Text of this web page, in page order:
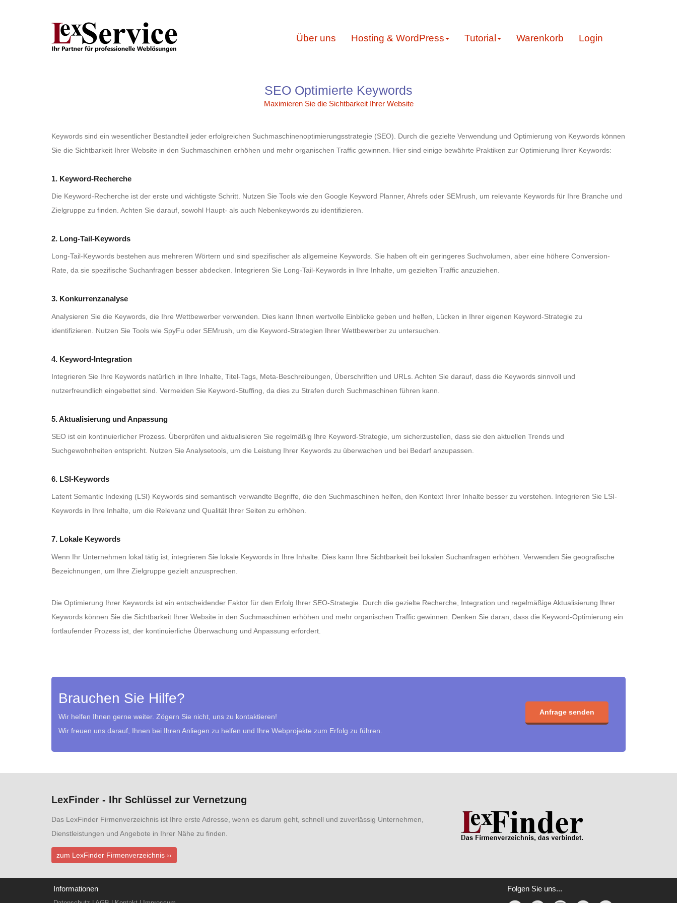
Über uns Hosting & WordPress Tutorial Warenkorb Login
SEO Optimierte Keywords
Maximieren Sie die Sichtbarkeit Ihrer Website
Keywords sind ein wesentlicher Bestandteil jeder erfolgreichen Suchmaschinenoptimierungsstrategie (SEO). Durch die gezielte Verwendung und Optimierung von Keywords können
Sie die Sichtbarkeit Ihrer Website in den Suchmaschinen erhöhen und mehr organischen Traffic gewinnen. Hier sind einige bewährte Praktiken zur Optimierung Ihrer Keywords:
1. Keyword-Recherche
Die Keyword-Recherche ist der erste und wichtigste Schritt. Nutzen Sie Tools wie den Google Keyword Planner, Ahrefs oder SEMrush, um relevante Keywords für Ihre Branche und
Zielgruppe zu finden. Achten Sie darauf, sowohl Haupt- als auch Nebenkeywords zu identifizieren.
2. Long-Tail-Keywords
Long-Tail-Keywords bestehen aus mehreren Wörtern und sind spezifischer als allgemeine Keywords. Sie haben oft ein geringeres Suchvolumen, aber eine höhere Conversion-
Rate, da sie spezifische Suchanfragen besser abdecken. Integrieren Sie Long-Tail-Keywords in Ihre Inhalte, um gezielten Traffic anzuziehen.
3. Konkurrenzanalyse
Analysieren Sie die Keywords, die Ihre Wettbewerber verwenden. Dies kann Ihnen wertvolle Einblicke geben und helfen, Lücken in Ihrer eigenen Keyword-Strategie zu
identifizieren. Nutzen Sie Tools wie SpyFu oder SEMrush, um die Keyword-Strategien Ihrer Wettbewerber zu untersuchen.
4. Keyword-Integration
Integrieren Sie Ihre Keywords natürlich in Ihre Inhalte, Titel-Tags, Meta-Beschreibungen, Überschriften und URLs. Achten Sie darauf, dass die Keywords sinnvoll und
nutzerfreundlich eingebettet sind. Vermeiden Sie Keyword-Stuffing, da dies zu Strafen durch Suchmaschinen führen kann.
5. Aktualisierung und Anpassung
SEO ist ein kontinuierlicher Prozess. Überprüfen und aktualisieren Sie regelmäßig Ihre Keyword-Strategie, um sicherzustellen, dass sie den aktuellen Trends und
Suchgewohnheiten entspricht. Nutzen Sie Analysetools, um die Leistung Ihrer Keywords zu überwachen und bei Bedarf anzupassen.
6. LSI-Keywords
Latent Semantic Indexing (LSI) Keywords sind semantisch verwandte Begriffe, die den Suchmaschinen helfen, den Kontext Ihrer Inhalte besser zu verstehen. Integrieren Sie LSI-
Keywords in Ihre Inhalte, um die Relevanz und Qualität Ihrer Seiten zu erhöhen.
7. Lokale Keywords
Wenn Ihr Unternehmen lokal tätig ist, integrieren Sie lokale Keywords in Ihre Inhalte. Dies kann Ihre Sichtbarkeit bei lokalen Suchanfragen erhöhen. Verwenden Sie geografische
Bezeichnungen, um Ihre Zielgruppe gezielt anzusprechen.
Die Optimierung Ihrer Keywords ist ein entscheidender Faktor für den Erfolg Ihrer SEO-Strategie. Durch die gezielte Recherche, Integration und regelmäßige Aktualisierung Ihrer
Keywords können Sie die Sichtbarkeit Ihrer Website in den Suchmaschinen erhöhen und mehr organischen Traffic gewinnen. Denken Sie daran, dass die Keyword-Optimierung ein
fortlaufender Prozess ist, der kontinuierliche Überwachung und Anpassung erfordert.
Brauchen Sie Hilfe?
Wir helfen Ihnen gerne weiter. Zögern Sie nicht, uns zu kontaktieren!
Wir freuen uns darauf, Ihnen bei Ihren Anliegen zu helfen und Ihre Webprojekte zum Erfolg zu führen.
Anfrage senden
LexFinder - Ihr Schlüssel zur Vernetzung
Das LexFinder Firmenverzeichnis ist Ihre erste Adresse, wenn es darum geht, schnell und zuverlässig Unternehmen,
Dienstleistungen und Angebote in Ihrer Nähe zu finden.
zum LexFinder Firmenverzeichnis ››
Informationen Folgen Sie uns...